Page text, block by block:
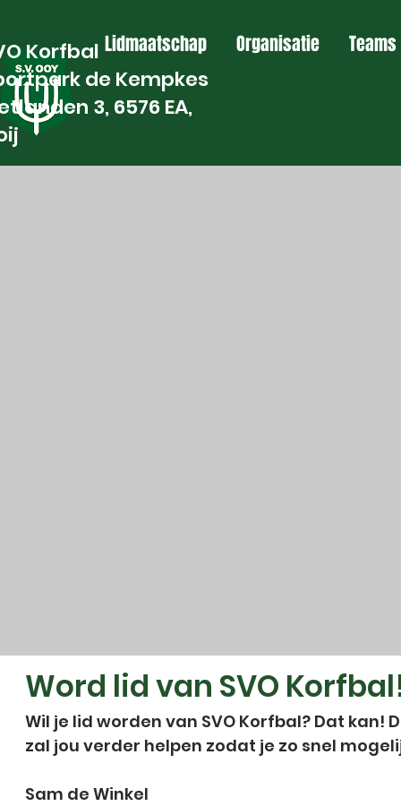
Lidmaatschap Organisatie Teams
Korfbal
de Kempkes
3, 6576 EA,
Word lid van SVO
Wil je lid worden van SVO Korfbal? Dat
zal jou verder helpen zodat je zo snel
Sam de Winkel